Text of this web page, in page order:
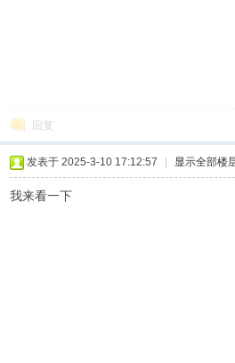
回复
发表于 2025-3-10 17:12:57 显示全部楼
我来看一下